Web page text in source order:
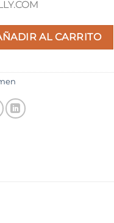
cantidadAL CARRITO